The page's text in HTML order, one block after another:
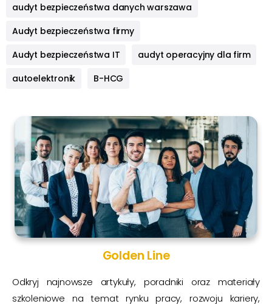
audyt bezpieczeństwa danych warszawa
Audyt bezpieczeństwa firmy
Audyt bezpieczeństwa IT
audyt operacyjny dla firm
autoelektronik
B-HCG
Golden Line
Odkryj najnowsze artykuły, poradniki oraz materiały
szkoleniowe na temat rynku pracy, rozwoju kariery,